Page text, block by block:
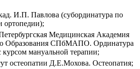
И.П. Павлова (субординатура по
ортопедии);
Медицинская Академия
Образования СПбМАПО. Ординатура
курсом мануальной терапии;
остеопатии Д.Е.Мохова. Остеопатия;